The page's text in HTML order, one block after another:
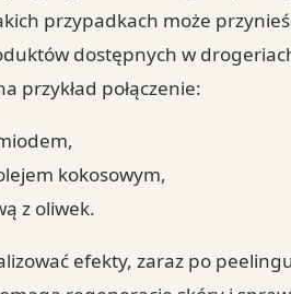
przypadkach może
dostępnych w
przykład połączenie:
kokosowym,
z oliwek.
efekty, zaraz po